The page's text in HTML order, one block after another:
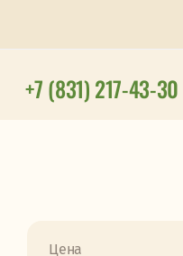
+7 (831) 217-43-30
Цена